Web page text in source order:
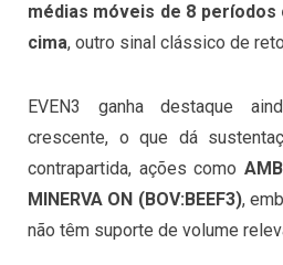
médias móveis de 8 períodos
cima, outro sinal clássico de
EVEN3 ganha destaque
crescente, o que dá
contrapartida, ações como
MINERVA ON (BOV:BEEF3),
não têm suporte de volume